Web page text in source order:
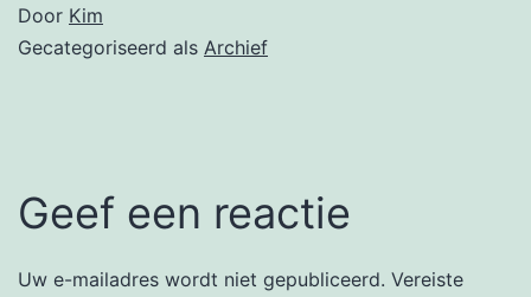
Door Kim
Gecategoriseerd als Archief
Geef een reactie
Uw e-mailadres wordt niet gepubliceerd. Vereiste